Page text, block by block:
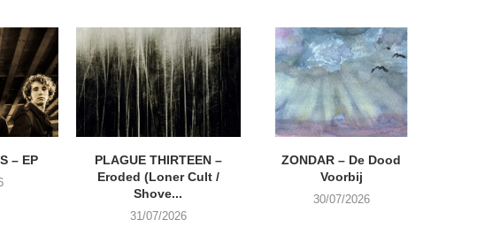
– EP
PLAGUE THIRTEEN –
Eroded (Loner Cult /
Shove...
31/07/2026
ZONDAR – De Dood
Voorbij
30/07/2026